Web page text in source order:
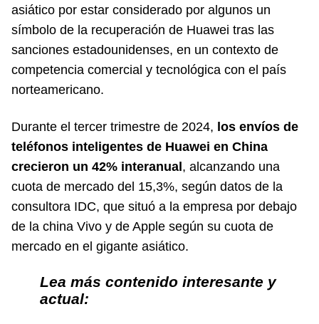
asiático por estar considerado por algunos un
símbolo de la recuperación de Huawei tras las
sanciones estadounidenses, en un contexto de
competencia comercial y tecnológica con el país
norteamericano.
Durante el tercer trimestre de 2024, los envíos de
teléfonos inteligentes de Huawei en China
crecieron un 42% interanual, alcanzando una
cuota de mercado del 15,3%, según datos de la
consultora IDC, que situó a la empresa por debajo
de la china Vivo y de Apple según su cuota de
mercado en el gigante asiático.
Lea más contenido interesante y
actual: